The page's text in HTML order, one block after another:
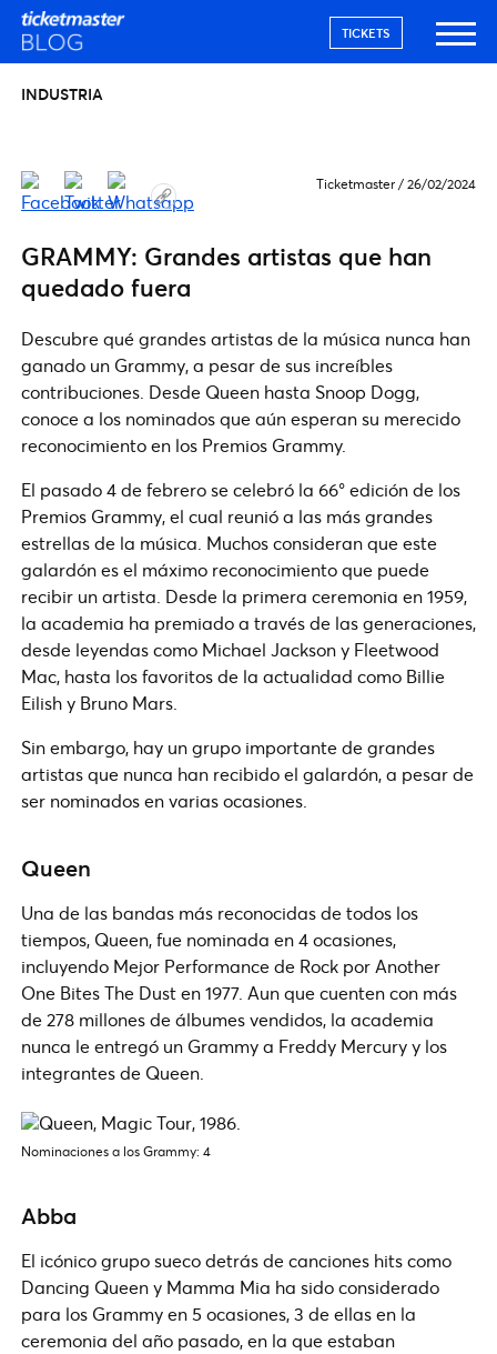
TICKETS
INDUSTRIA
Ticketmaster / 26/02/2024
GRAMMY: Grandes artistas que han
quedado fuera
Descubre qué grandes artistas de la música nunca han
ganado un Grammy, a pesar de sus increíbles
contribuciones. Desde Queen hasta Snoop Dogg,
conoce a los nominados que aún esperan su merecido
reconocimiento en los Premios Grammy.
El pasado 4 de febrero se celebró la 66° edición de los
Premios Grammy, el cual reunió a las más grandes
estrellas de la música. Muchos consideran que este
galardón es el máximo reconocimiento que puede
recibir un artista. Desde la primera ceremonia en 1959,
la academia ha premiado a través de las generaciones,
desde leyendas como Michael Jackson y Fleetwood
Mac, hasta los favoritos de la actualidad como Billie
Eilish y Bruno Mars.
Sin embargo, hay un grupo importante de grandes
artistas que nunca han recibido el galardón, a pesar de
ser nominados en varias ocasiones.
Queen
Una de las bandas más reconocidas de todos los
tiempos, Queen, fue nominada en 4 ocasiones,
incluyendo Mejor Performance de Rock por Another
One Bites The Dust en 1977. Aun que cuenten con más
de 278 millones de álbumes vendidos, la academia
nunca le entregó un Grammy a Freddy Mercury y los
integrantes de Queen.
Nominaciones a los Grammy: 4
Abba
El icónico grupo sueco detrás de canciones hits como
Dancing Queen y Mamma Mia ha sido considerado
para los Grammy en 5 ocasiones, 3 de ellas en la
ceremonia del año pasado, en la que estaban